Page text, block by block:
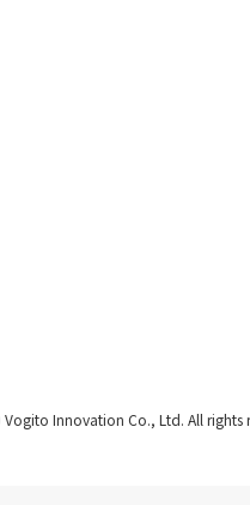
Innovation Co., Ltd. All rights